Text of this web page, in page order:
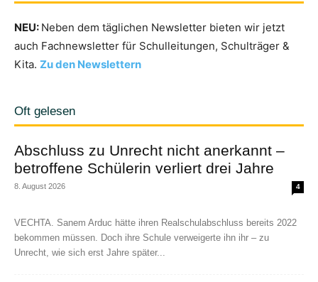
NEU: Neben dem täglichen Newsletter bieten wir jetzt
auch Fachnewsletter für Schulleitungen, Schulträger &
Kita. Zu den Newslettern
Oft gelesen
Abschluss zu Unrecht nicht anerkannt –
betroffene Schülerin verliert drei Jahre
8. August 2026 4
VECHTA. Sanem Arduc hätte ihren Realschulabschluss bereits 2022
bekommen müssen. Doch ihre Schule verweigerte ihn ihr – zu
Unrecht, wie sich erst Jahre später...